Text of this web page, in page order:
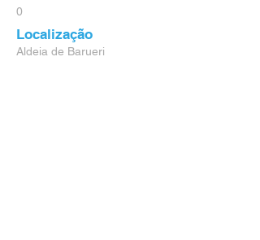
0
Localização
Aldeia de Barueri